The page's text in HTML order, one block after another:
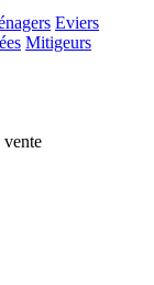
Eviers
Mitigeurs
vente